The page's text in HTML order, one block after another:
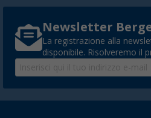
Newsletter
La registrazione alla
disponibile. Risolveremo il